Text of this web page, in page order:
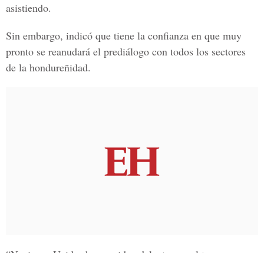
asistiendo.
Sin embargo, indicó que tiene la confianza en que muy
pronto se reanudará el prediálogo con todos los sectores
de la hondureñidad.